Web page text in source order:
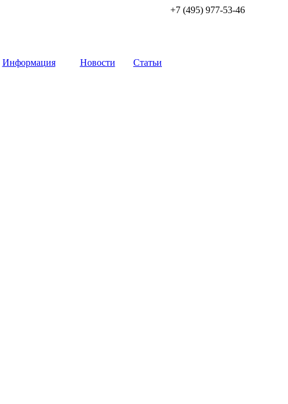
+7 (495) 977-53-46
Информация Новости Статьи